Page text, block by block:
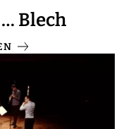
Blech